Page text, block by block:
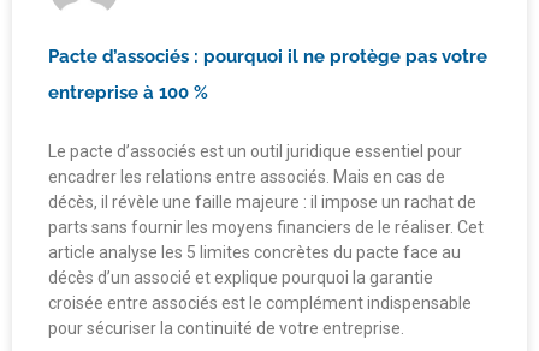
Pacte d’associés : pourquoi il ne protège pas votre
entreprise à 100 %
Le pacte d’associés est un outil juridique essentiel pour
encadrer les relations entre associés. Mais en cas de
décès, il révèle une faille majeure : il impose un rachat de
parts sans fournir les moyens financiers de le réaliser. Cet
article analyse les 5 limites concrètes du pacte face au
décès d’un associé et explique pourquoi la garantie
croisée entre associés est le complément indispensable
pour sécuriser la continuité de votre entreprise.